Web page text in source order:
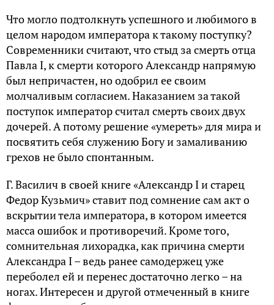
Что могло подтолкнуть успешного и любимого в
целом народом императора к такому поступку?
Современники считают, что стыд за смерть отца
Павла I, к смерти которого Александр напрямую
был непричастен, но одобрил ее своим
молчаливым согласием. Наказанием за такой
поступок император считал смерть своих двух
дочерей. А потому решение «умереть» для мира и
посвятить себя служению Богу и замаливанию
грехов не было спонтанным.
Г. Василич в своей книге «Александр I и старец
Федор Кузьмич» ставит под сомнение сам акт о
вскрытии тела императора, в котором имеется
масса ошибок и противоречий. Кроме того,
сомнительная лихорадка, как причина смерти
Александра I – ведь ранее самодержец уже
переболел ей и перенес достаточно легко – на
ногах. Интересен и другой отмеченный в книге